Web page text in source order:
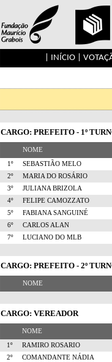
INÍCIO|
CARGO: PREFEITO - 1º
NOME
1º SEBASTIÃO MELO
2º
MARIA DO ROSÁRIO
3º
JULIANA BRIZOLA
4º
FELIPE CAMOZZATO
5º
FABIANA SANGUINÉ
6º
CARLOS ALAN
7º
LUCIANO DO MLB
CARGO: PREFEITO - 2º
NOME
CARGO: VEREADOR
NOME
1º RAMIRO ROSARIO
2º
COMANDANTE NÁDIA